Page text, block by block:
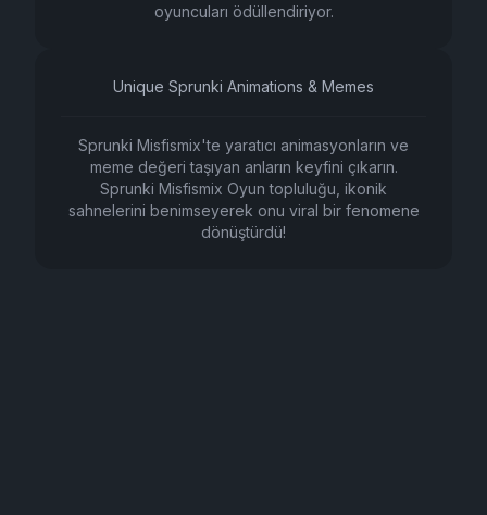
oyuncuları ödüllendiriyor.
Unique Sprunki Animations & Memes
Sprunki Misfismix'te yaratıcı animasyonların ve
meme değeri taşıyan anların keyfini çıkarın.
Sprunki Misfismix Oyun topluluğu, ikonik
sahnelerini benimseyerek onu viral bir fenomene
dönüştürdü!